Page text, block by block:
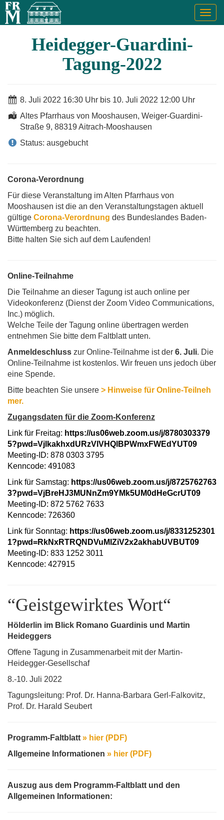
Heidegger-Guardini-
Tagung-2022
8. Juli 2022 16:30 Uhr bis 10. Juli 2022 12:00 Uhr
Altes Pfarrhaus von Mooshausen, Weiger-Guardini-
Straße 9, 88319 Aitrach-Mooshausen
Status: ausgebucht
Corona-Verordnung
Für diese Veranstaltung im Alten Pfarrhaus von
Mooshausen ist die an den Veranstaltungstagen aktuell
gültige Corona-Verordnung des Bundeslandes Baden-
Württemberg zu beachten.
Bitte halten Sie sich auf dem Laufenden!
Online-Teilnahme
Die Teilnahme an dieser Tagung ist auch online per
Videokonferenz (Dienst der Zoom Video Communications,
Inc.) möglich.
Welche Teile der Tagung online übertragen werden
entnehmen Sie bitte dem Faltblatt unten.
Anmeldeschluss zur Online-Teilnahme ist der 6. Juli. Die
Online-Teilnahme ist kostenlos. Wir freuen uns jedoch über
eine Spende.
Bitte beachten Sie unsere > Hinweise für Online-Teilneh
mer.
Zugangsdaten für die Zoom-Konferenz
Link für Freitag: https://us06web.zoom.us/j/8780303379
5?pwd=VjlkakhxdURzVlVHQlBPWmxFWEdYUT09
Meeting-ID: 878 0303 3795
Kenncode: 491083
Link für Samstag: https://us06web.zoom.us/j/8725762763
3?pwd=VjBreHJ3MUNnZm9YMk5UM0dHeGcrUT09
Meeting-ID: 872 5762 7633
Kenncode: 726360
Link für Sonntag: https://us06web.zoom.us/j/8331252301
1?pwd=RkNxRTRQNDVuMlZiV2x2akhabUVBUT09
Meeting-ID: 833 1252 3011
Kenncode: 427915
“Geistgewirktes Wort“
Hölderlin im Blick Romano Guardinis und Martin
Heideggers
Offene Tagung in Zusammenarbeit mit der Martin-
Heidegger-Gesellschaf
8.-10. Juli 2022
Tagungsleitung: Prof. Dr. Hanna-Barbara Gerl-Falkovitz,
Prof. Dr. Harald Seubert
Programm-Faltblatt » hier (PDF)
Allgemeine Informationen » hier (PDF)
Auszug aus dem Programm-Faltblatt und den
Allgemeinen Informationen: